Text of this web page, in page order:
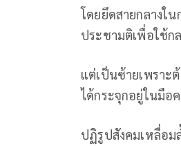
โดยยึดสายกลางใ
ประชามติเพื่อใช้ก
แต่เป็นซ้ายเพราะ
ได้กระจุกอยู่ในมือ
ปฏิรูปสังคมเหลื่อม